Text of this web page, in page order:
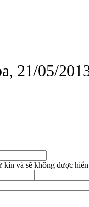
21/05/
và sẽ không được